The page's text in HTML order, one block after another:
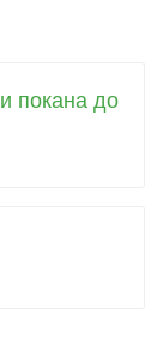
покана до